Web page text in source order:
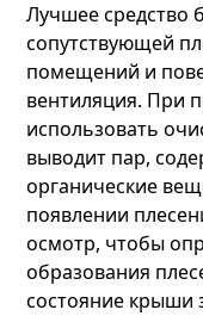
Лучшее средство
сопутствующей
помещений и
вентиляция. При
использовать
выводит пар,
органические
появлении
осмотр, чтобы
образования
состояние крыши